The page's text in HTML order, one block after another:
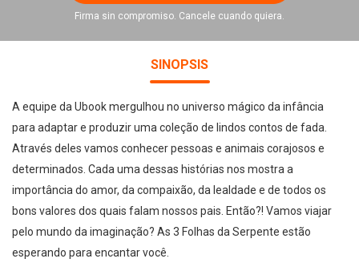
Firma sin compromiso. Cancele cuando quiera.
SINOPSIS
A equipe da Ubook mergulhou no universo mágico da infância
para adaptar e produzir uma coleção de lindos contos de fada.
Através deles vamos conhecer pessoas e animais corajosos e
determinados. Cada uma dessas histórias nos mostra a
importância do amor, da compaixão, da lealdade e de todos os
bons valores dos quais falam nossos pais. Então?! Vamos viajar
pelo mundo da imaginação? As 3 Folhas da Serpente estão
esperando para encantar você.